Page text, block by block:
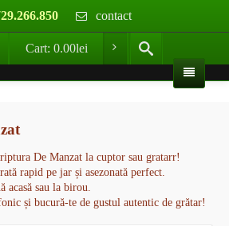
contact
Cart: 0.00lei
De Manzat la cuptor sau gratarr!
rapid pe jar și asezonată perfect.
acasă sau la birou.
și bucură-te de gustul autentic de grătar!